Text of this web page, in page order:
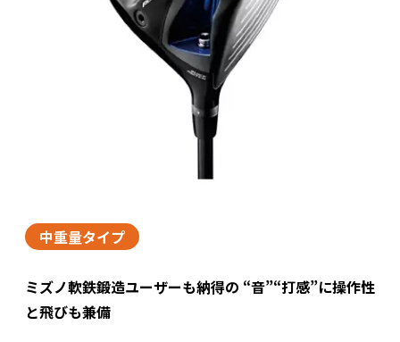
中重量タイプ
ミズノ軟鉄鍛造ユーザーも納得の “音”“打感”に操作性
と飛びも兼備